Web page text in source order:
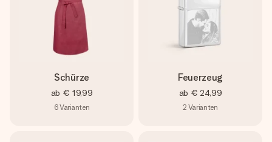
Schürze
ab € 19,99
6Varianten
Feuerzeug
ab € 24,99
2 Varianten